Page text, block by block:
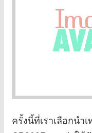
ครั้งนี้ที่เราเลือกนำ